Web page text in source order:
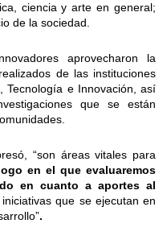
ciencia y arte en general;
de la sociedad.
aprovecharon la
de las instituciones
Tecnología e Innovación, así
que se están
“son áreas vitales para
en el que evaluaremos
en cuanto a aportes al
que se ejecutan en
.